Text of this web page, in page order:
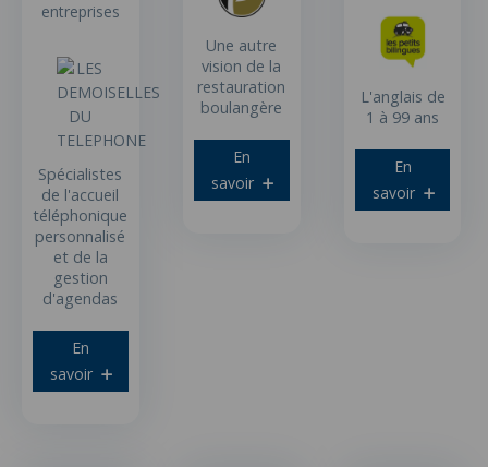
entreprises
Spécialistes
de l'accueil
téléphonique
personnalisé
et de la
gestion
d'agendas
En
savoir
Une autre
vision de la
restauration
boulangère
En
savoir
L'anglais de
1 à 99 ans
En
savoir